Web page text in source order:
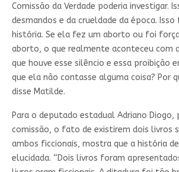
Comissão da Verdade poderia investigar.
desmandos e da crueldade da época.
história. Se ela fez um aborto ou foi
aborto, o que realmente aconteceu com
que houve esse silêncio e essa proibição
que ela não contasse alguma coisa? Por
disse Matilde.
Para o deputado estadual Adriano Diogo,
comissão, o fato de existirem dois livros
ambos ficcionais, mostra que a história
elucidada. “Dois livros foram